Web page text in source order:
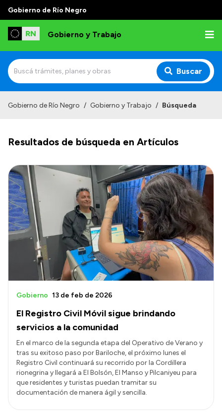
Gobierno de Río Negro
Gobierno y Trabajo
Buscar
Misión
Autoridades, Áreas y Organismos
Delegaciones
Normativa
Transparencia
Presupuesto
Boletín Oficial
Compras y licitaciones
Consulta de pago a proveedores
Convocatorias
Intranet
Login
Gobierno de Río Negro / Gobierno y Trabajo / Búsqueda
Resultados de búsqueda en Artículos
El Registro Civil Móvil sigue brindando
servicios a la comunidad
Gobierno 13 de feb de 2026
En el marco de la segunda etapa del Operativo de Verano y
tras su exitoso paso por Bariloche, el próximo lunes el
Registro Civil continuará su recorrido por la Cordillera
rionegrina y llegará a El Bolsón, El Manso y Pilcaniyeu para
que residentes y turistas puedan tramitar su
documentación de manera ágil y sencilla.